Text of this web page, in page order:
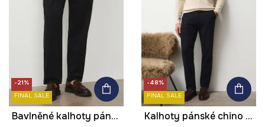
-21%
FINAL SALE
Bavlněné kalhoty pánské s elastanem, beze vzoru
-48%
FINAL SALE
Kalhoty pánské chino s melírováním